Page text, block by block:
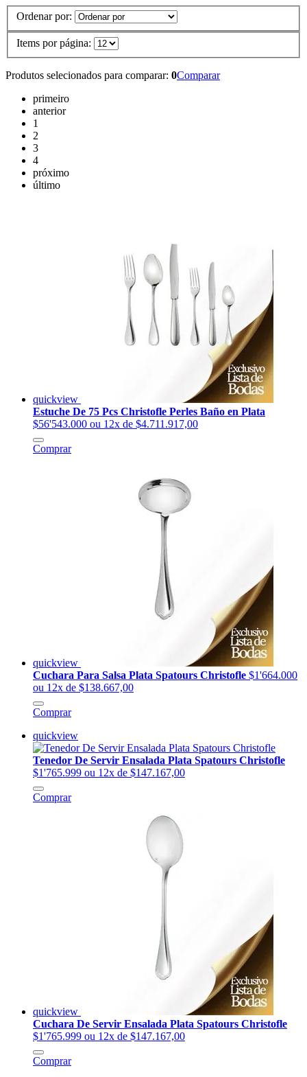
Ordenar por:
Items por página:
Produtos selecionados para comparar: 0Comparar
primeiro
anterior
1
2
3
4
próximo
último
quickview
Estuche De 75 Pcs Christofle Perles Baño en Plata
$56'543.000 ou 12x de $4.711.917,00
Comprar
quickview
Cuchara Para Salsa Plata Spatours Christofle $1'664.000
ou 12x de $138.667,00
Comprar
quickview
Tenedor De Servir Ensalada Plata Spatours Christofle
$1'765.999 ou 12x de $147.167,00
Comprar
quickview
Cuchara De Servir Ensalada Plata Spatours Christofle
$1'765.999 ou 12x de $147.167,00
Comprar